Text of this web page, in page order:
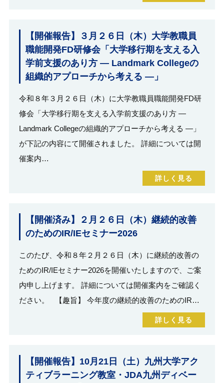
【開催報告】３月２６日（木）大学教職員
職能開発FD研修会「大学移行期を支える入
学前支援のあり方 ― Landmark Collegeの
組織的アプローチから考える ―」
令和８年３月２６日（木）に大学教職員職能開発FD研
修会「大学移行期を支える入学前支援のあり方 ―
Landmark Collegeの組織的アプローチから考える ―」
が下記の内容にて開催されました。 詳細については開
催案内…
詳しく見る
【開催済み】２月２６日（木）継続的改善
のためのIR/IEセミナー2026
このたび、令和８年２月２６日（木）に継続的改善の
ためのIR/IEセミナー2026を開催いたしますので、ご案
内申し上げます。 詳細については開催案内をご確認く
ださい。 【趣旨】 今年度の継続的改善のためのIR…
詳しく見る
【開催報告】10月21日（土）九州大学アク
ティブラーニング教室・JDA九州ディベー